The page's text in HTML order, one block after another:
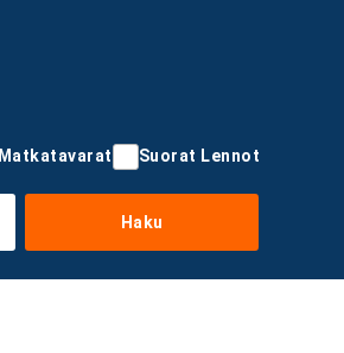
Matkatavarat Suorat Lennot
Haku